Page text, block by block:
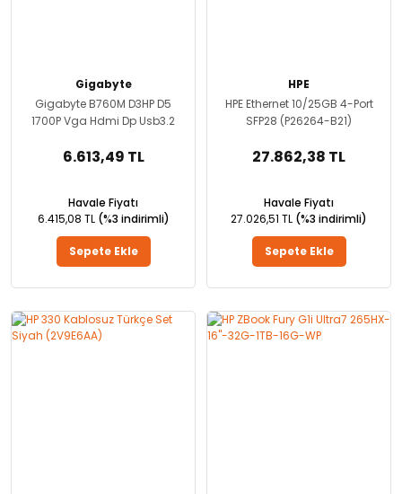
Gigabyte
Gigabyte B760M D3HP D5
1700P Vga Hdmi Dp Usb3.2
6.613,49 TL
Havale Fiyatı
6.415,08 TL (%3 indirimli)
Sepete Ekle
HPE
HPE Ethernet 10/25GB 4-Port
SFP28 (P26264-B21)
27.862,38 TL
Havale Fiyatı
27.026,51 TL (%3 indirimli)
Sepete Ekle